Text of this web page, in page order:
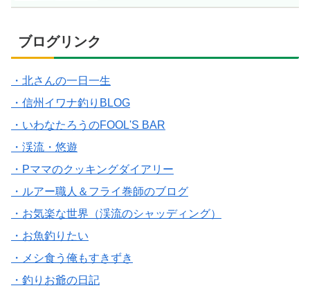
ブログリンク
・北さんの一日一生
・信州イワナ釣りBLOG
・いわなたろうのFOOL'S BAR
・渓流・悠遊
・Pママのクッキングダイアリー
・ルアー職人＆フライ巻師のブログ
・お気楽な世界（渓流のシャッディング）
・お魚釣りたい
・メシ食う俺もすきずき
・釣りお爺の日記